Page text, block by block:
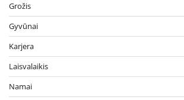
Grožis
Gyvūnai
Karjera
Laisvalaikis
Namai